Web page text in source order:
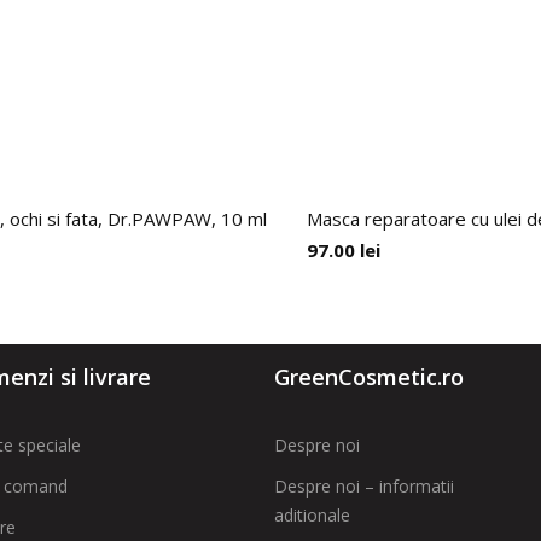
si fata, Dr.PAWPAW, 10 ml
Masca reparatoare cu ulei
97.00 lei
si livrare
speciale
GreenCosmetic.ro
Despre noi
Despre noi – informatii
aditionale